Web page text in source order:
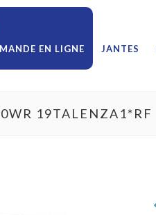
EN LIGNE JANTES
19TALENZA1*RF